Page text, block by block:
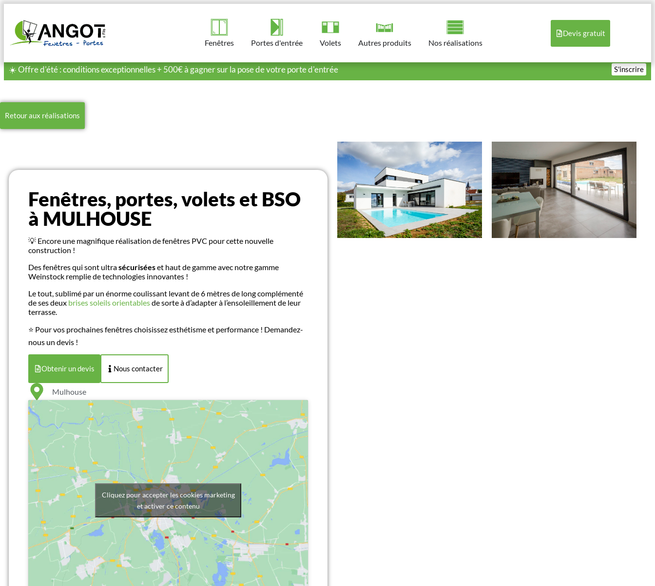
Fenêtres Portes d'entrée​ Volets​ Autres produits​ Nos réalisations​
Devis gratuit
☀️ Offre d'été : conditions exceptionnelles + 500€ à gagner sur la pose de votre porte d'entrée S'inscrire
Fenêtres, portes, volets et BSO
à MULHOUSE
💡 Encore une magnifique réalisation de fenêtres PVC pour cette nouvelle
construction !
Des fenêtres qui sont ultrasécuriséeset haut de gamme avec notre gamme
Weinstock remplie de technologies innovantes !
Le tout, sublimé par un énorme coulissant levant de 6 mètres de long complémenté
de ses deux brises soleils orientablesde sorte à d’adapter à l’ensoleillement de leur
terrasse.
⭐️ Pour vos prochaines fenêtres choisissez esthétisme et performance ! Demandez-
nous un devis !
Obtenir un devis Nous contacter
Mulhouse
Cliquez pour accepter les cookies marketing
et activer ce contenu
Retour aux réalisations